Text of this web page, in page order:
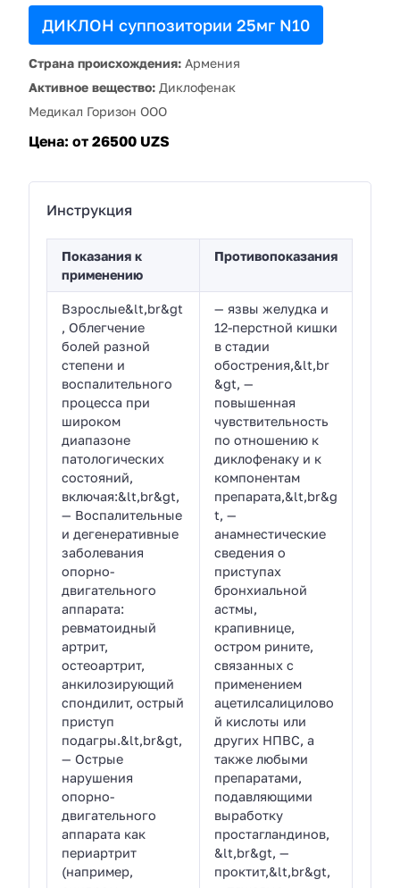
ДИКЛОН суппозитории 25мг N10
Страна происхождения: Армения
Активное вещество: Диклофенак
Медикал Горизон ООО
Цена: от 26500 UZS
Инструкция
Показания к
применению
Противопоказания
Взрослые&lt,br&gt
, Облегчение
болей разной
степени и
воспалительного
процесса при
широком
диапазоне
патологических
состояний,
включая:&lt,br&gt,
— Воспалительные
и дегенеративные
заболевания
опорно-
двигательного
аппарата:
ревматоидный
артрит,
остеоартрит,
анкилозирующий
спондилит, острый
приступ
подагры.&lt,br&gt,
— Острые
нарушения
опорно-
двигательного
аппарата как
периартрит
(например,
— язвы желудка и
12-перстной кишки
в стадии
обострения,&lt,br
&gt, —
повышенная
чувствительность
по отношению к
диклофенаку и к
компонентам
препарата,&lt,br&g
t, —
анамнестические
сведения о
приступах
бронхиальной
астмы,
крапивнице,
остром рините,
связанных с
применением
ацетилсалицилово
й кислоты или
других НПВС, а
также любыми
препаратами,
подавляющими
выработку
простагландинов,
&lt,br&gt, —
проктит,&lt,br&gt,